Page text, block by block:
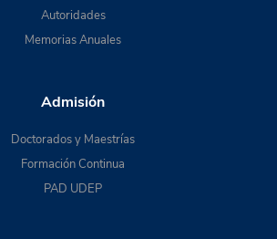
Autoridades
Memorias Anuales
Admisión
Doctorados y Maestrías
Formación Continua
PAD UDEP